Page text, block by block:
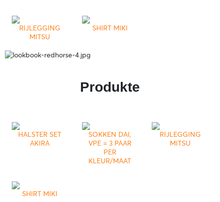
RIJLEGGING
MITSU
SHIRT MIKI
Produkte
HALSTER SET
AKIRA
SOKKEN DAI,
VPE = 3 PAAR
PER
KLEUR/MAAT
RIJLEGGING
MITSU
SHIRT MIKI